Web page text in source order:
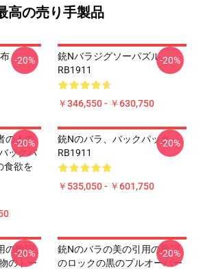
高の売り手製品
-20%
銃nバラジグソーパズル
RB1911
￥346,550 - ￥630,750
-20%
の人の
ックパ
食欲を
-20%
銃Nのバラ、バックパック
RB1911
￥535,050 - ￥601,750
-20%
の歌詞
のトー
-20%
銃nのバラの美の引用の歌詞
のロックの黒のプルオーバー
-20%